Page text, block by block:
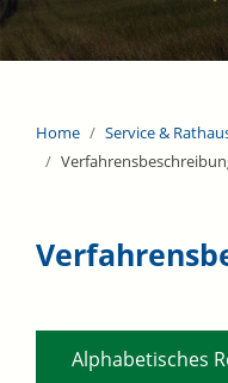
Home Service &
Alphabetisches